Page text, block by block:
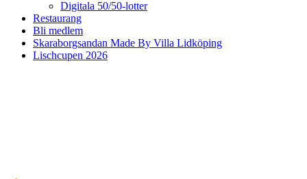
Digitala 50/50-lotter
Restaurang
Bli medlem
Skaraborgsandan Made By Villa Lidköping
Lischcupen 2026